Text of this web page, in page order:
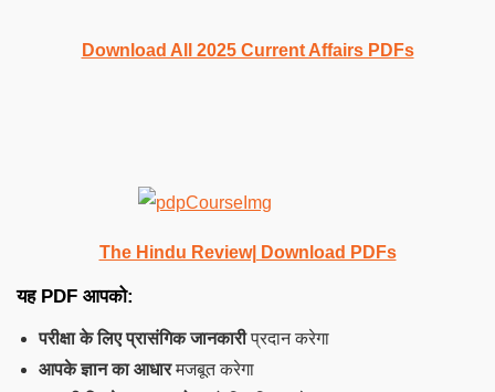
Download All 2025 Current Affairs PDFs
The Hindu Review| Download PDFs
यह PDF आपको:
परीक्षा के लिए प्रासंगिक जानकारीप्रदान करेगा
आपके ज्ञान का आधारमजबूत करेगा